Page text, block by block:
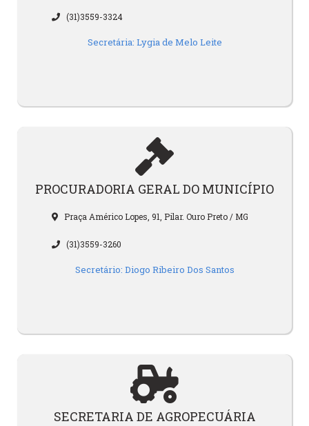
(31)3559-3324
Secretária: Lygia de Melo Leite
PROCURADORIA GERAL DO MUNICÍPIO
Praça Américo Lopes, 91, Pilar. Ouro Preto / MG
(31)3559-3260
Secretário: Diogo Ribeiro Dos Santos
SECRETARIA DE AGROPECUÁRIA